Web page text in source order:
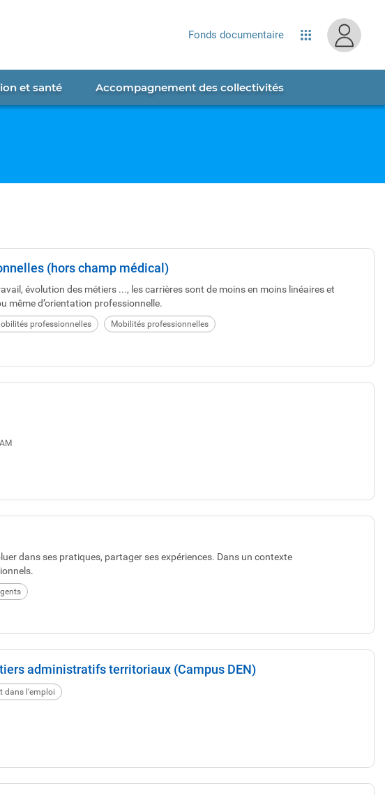
whole site... Fonds documentaire Applications
et santé Accompagnement des collectivités
(hors champ médical)
évolution des métiers ..., les carrières sont de moins en moins linéaires et
même d’orientation professionnelle.
professionnelles
Mobilités professionnelles
dans ses pratiques, partager ses expériences. Dans un contexte
administratifs territoriaux (Campus DEN)
dans l'emploi